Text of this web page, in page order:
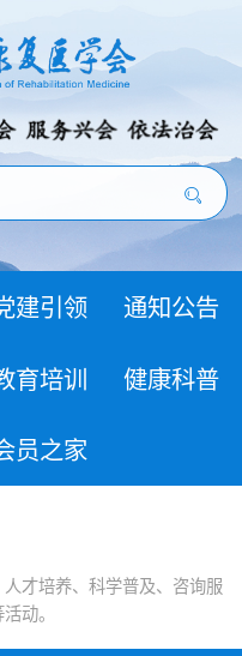
建引领 通知公告
育培训 健康科普
员之家
才培养、科学普及、咨询服
动。